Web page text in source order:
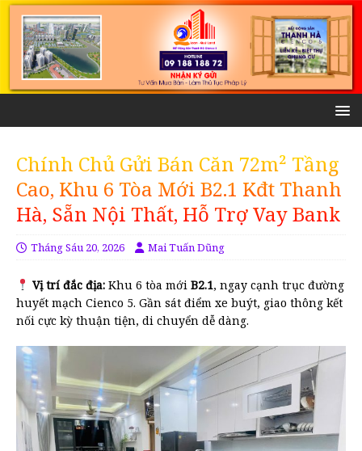
Chính Chủ Gửi Bán Căn 72m² Tầng
Cao, Khu 6 Tòa Mới B2.1 Kđt Thanh
Hà, Sẵn Nội Thất, Hỗ Trợ Vay Bank
Tháng Sáu 20, 2026 Mai Tuấn Dũng
Vị trí đắc địa:Khu 6 tòa mới B2.1, ngay cạnh trục đường
huyết mạch Cienco 5. Gần sát điểm xe buýt, giao thông kết
nối cực kỳ thuận tiện, di chuyển dễ dàng.